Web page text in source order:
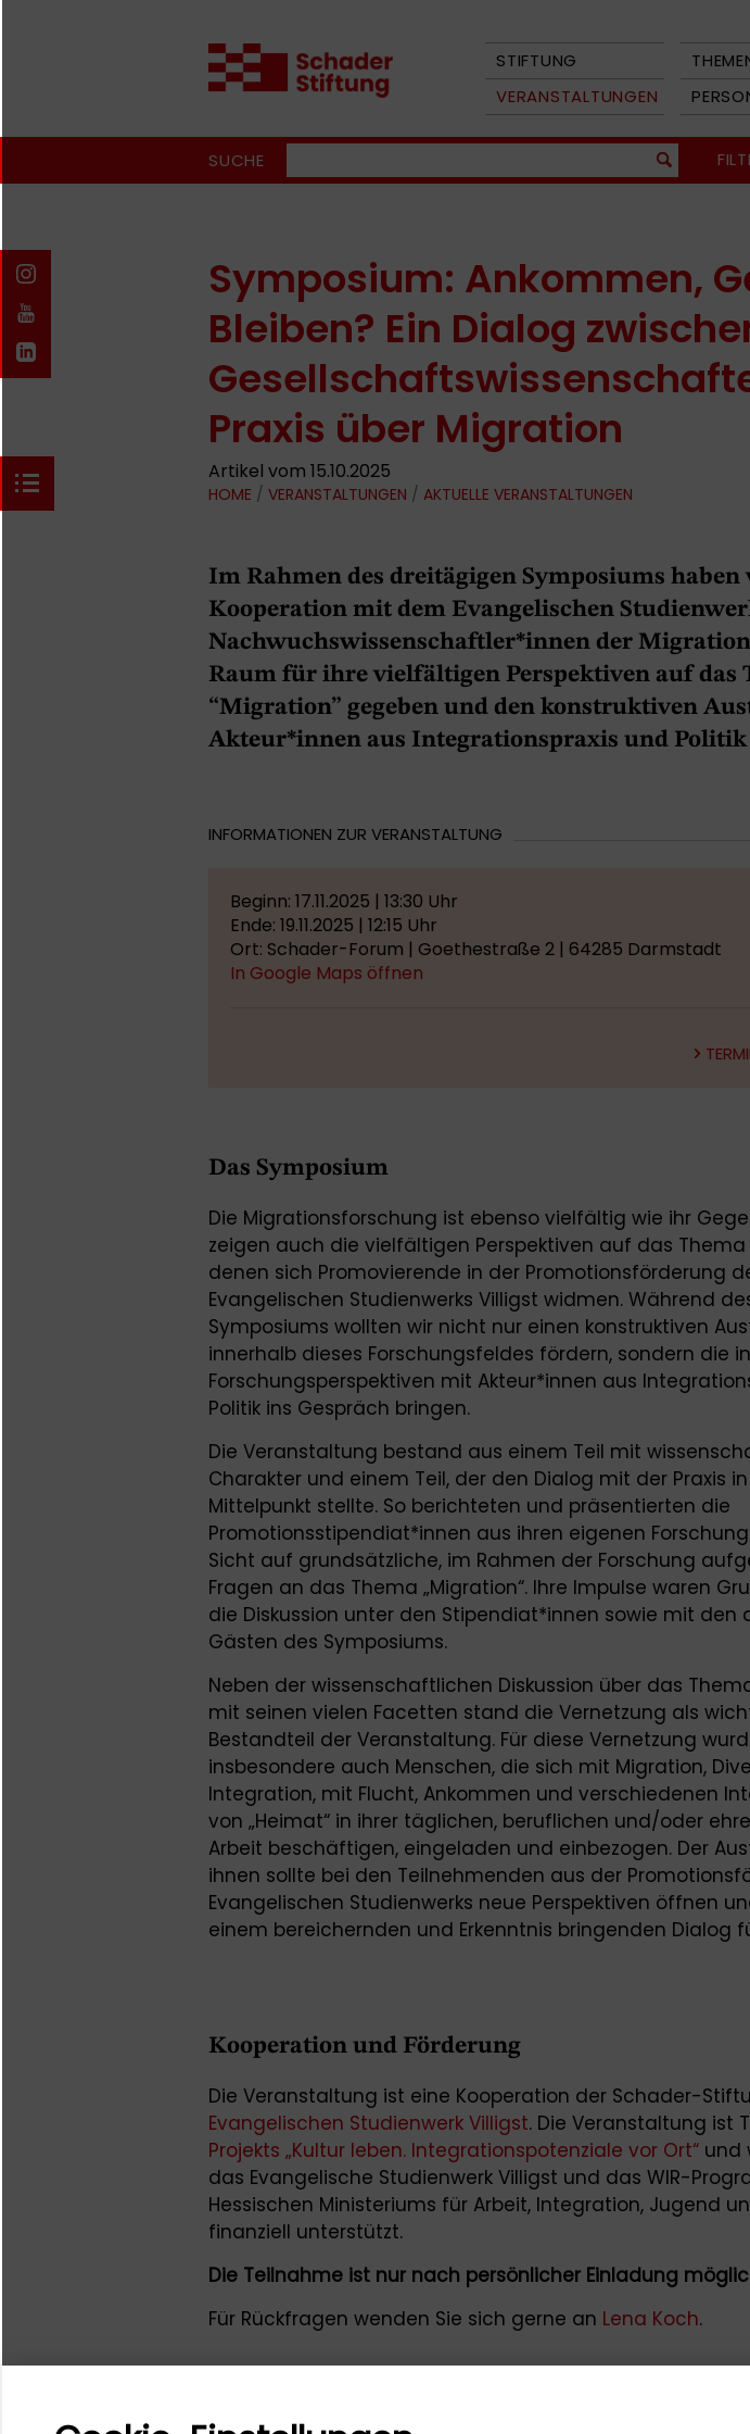
STIFTUNG
VERANSTALTUNGEN
SUCHE
Symposium: Ankommen,
Bleiben? Ein Dialog
Praxis über Migration
Artikel vom 15.10.2025
HOME / VERANSTALTUNGEN / AKTUELLE VERANSTALTUNGEN
Im Rahmen des dreitägigen Symposiums
Kooperation mit dem Evangelischen
Nachwuchswissenschaftler*innen der
Raum für ihre vielfältigen Perspektiven auf das
“Migration” gegeben und den konstruktiven
Akteur*innen aus Integrationspraxis und Politik
INFORMATIONEN ZUR VERANSTALTUNG
Beginn: 17.11.2025 | 13:30 Uhr
Ende: 19.11.2025 | 12:15 Uhr
Ort: Schader-Forum | Goethestraße 2 | 64285 Darmstadt
In Google Maps öffnen
Das Symposium
Die Migrationsforschung ist ebenso vielfältig wie ihr
zeigen auch die vielfältigen Perspektiven auf das Thema
denen sich Promovierende in der Promotionsförderung
Evangelischen Studienwerks Villigst widmen. Während
Symposiums wollten wir nicht nur einen konstruktiven
innerhalb dieses Forschungsfeldes fördern, sondern die
Forschungsperspektiven mit Akteur*innen aus
Politik ins Gespräch bringen.
Die Veranstaltung bestand aus einem Teil mit
Charakter und einem Teil, der den Dialog mit der Praxis
Mittelpunkt stellte. So berichteten und präsentierten die
Promotionsstipendiat*innen aus ihren eigenen
Sicht auf grundsätzliche, im Rahmen der Forschung
Fragen an das Thema „Migration“. Ihre Impulse waren
die Diskussion unter den Stipendiat*innen sowie mit den
Gästen des Symposiums.
Neben der wissenschaftlichen Diskussion über das
mit seinen vielen Facetten stand die Vernetzung als
Bestandteil der Veranstaltung. Für diese Vernetzung
insbesondere auch Menschen, die sich mit Migration,
Integration, mit Flucht, Ankommen und verschiedenen
von „Heimat“ in ihrer täglichen, beruflichen und/oder
Arbeit beschäftigen, eingeladen und einbezogen. Der
ihnen sollte bei den Teilnehmenden aus der
Evangelischen Studienwerks neue Perspektiven öffnen
einem bereichernden und Erkenntnis bringenden Dialog
Kooperation und Förderung
Die Veranstaltung ist eine Kooperation der Schader-
Evangelischen Studienwerk Villigst. Die Veranstaltung ist
Projekts „Kultur leben. Integrationspotenziale vor Ort“ und
das Evangelische Studienwerk Villigst und das WIR-
Hessischen Ministeriums für Arbeit, Integration, Jugend
finanziell unterstützt.
Die Teilnahme ist nur nach persönlicher Einladung
Für Rückfragen wenden Sie sich gerne an Lena Koch.